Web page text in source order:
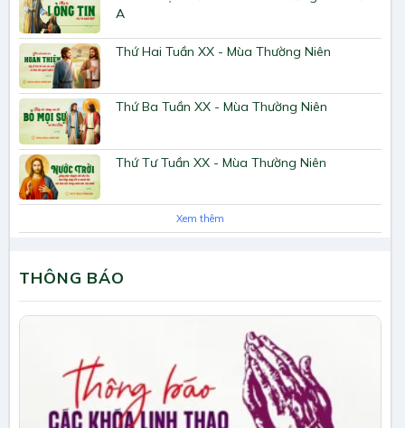
A
Thứ Hai Tuần XX - Mùa Thường Niên
Thứ Ba Tuần XX - Mùa Thường Niên
Thứ Tư Tuần XX - Mùa Thường Niên
Xem thêm
THÔNG BÁO